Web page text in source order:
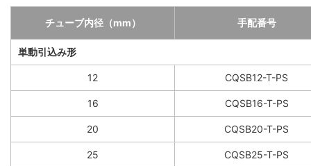
チューブ内径（mm） 手配番号
単動引込み形
12 CQSB12-T-PS
16 CQSB16-T-PS
20 CQSB20-T-PS
25 CQSB25-T-PS